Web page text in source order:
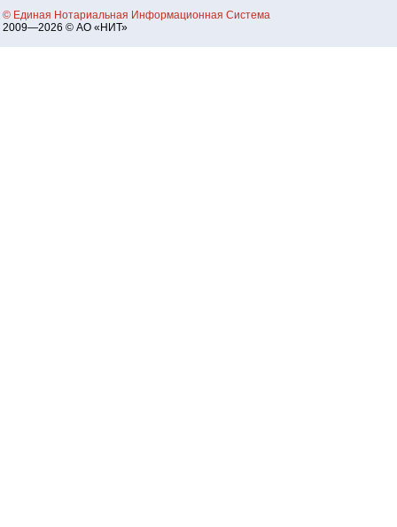
© Единая Нотариальная Информационная Система
2009—2026 © АО «НИТ»